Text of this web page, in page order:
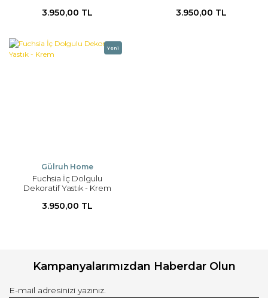
3.950,00 TL 3.950,00 TL
Yeni
Gülruh Home
Fuchsia İç Dolgulu
Dekoratif Yastık - Krem
3.950,00 TL
Kampanyalarımızdan Haberdar Olun